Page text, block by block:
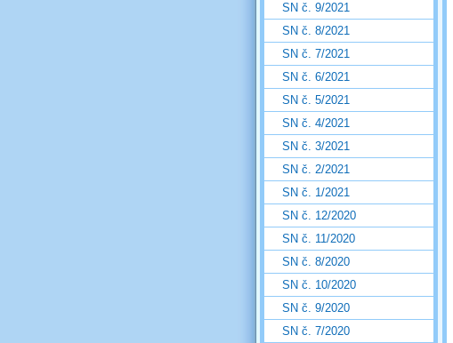
SN č. 9/2021
SN č. 8/2021
SN č. 7/2021
SN č. 6/2021
SN č. 5/2021
SN č. 4/2021
SN č. 3/2021
SN č. 2/2021
SN č. 1/2021
SN č. 12/2020
SN č. 11/2020
SN č. 8/2020
SN č. 10/2020
SN č. 9/2020
SN č. 7/2020